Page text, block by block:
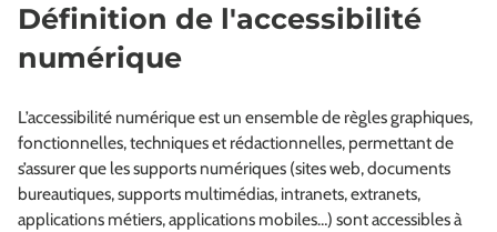
Définition de l'accessibilité
numérique
L’accessibilité numérique est un ensemble de règles graphiques,
fonctionnelles, techniques et rédactionnelles, permettant de
s’assurer que les supports numériques (sites web, documents
bureautiques, supports multimédias, intranets, extranets,
applications métiers, applications mobiles…) sont accessibles à